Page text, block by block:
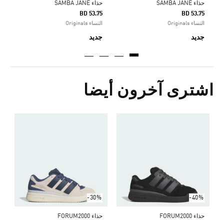
حذاء SAMBA JANE
BD 53.75
النساء Originals
جديد
حذاء SAMBA JANE
BD 53.75
النساء Originals
جديد
اشترى آخرون أيضا
-40%
حذاء FORUM2000
-30%
حذاء FORUM2000